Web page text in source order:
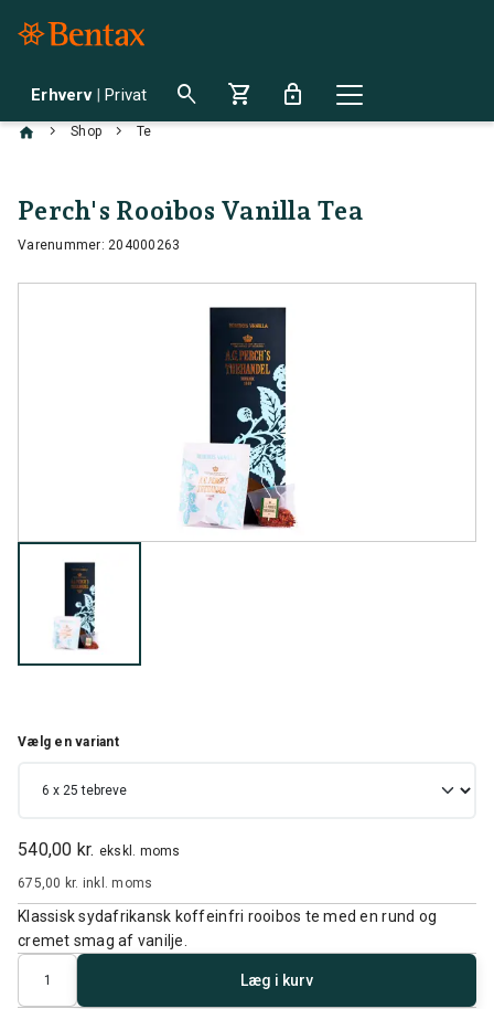
Erhverv | Privat search shopping_cart lock
chevron_right Shop chevron_right Te
Perch's Rooibos Vanilla Tea
Varenummer: 204000263
540,00 kr. ekskl. moms
675,00 kr. inkl. moms
Vælg en variant
Klassisk sydafrikansk koffeinfri rooibos te med en rund og
cremet smag af vanilje.
Antal
Læg i kurv